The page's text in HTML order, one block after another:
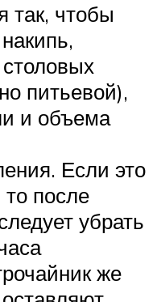
так, чтобы
питьевой),
и объема
Если это
после
убрать
же